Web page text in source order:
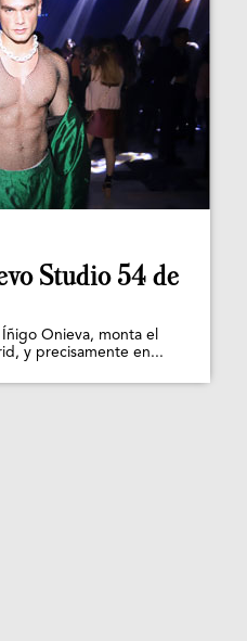
Studio 54 de
Onieva, monta el
y precisamente en...